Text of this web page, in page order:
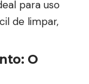
para uso
de limpar,
O